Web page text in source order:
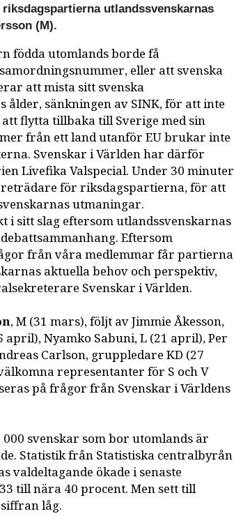
utlandssvenskarnas
(M).
födda utomlands borde få
eller att svenska
att mista sitt svenska
ålder, sänkningen av SINK, för att inte
flytta tillbaka till Sverige med sin
från ett land utanför EU brukar inte
Svenskar i Världen har därför
Livefika Valspecial. Under 30 minuter
för riksdagspartierna, för att
utmaningar.
i sitt slag eftersom utlandssvenskarnas
Eftersom
från våra medlemmar får partierna
aktuella behov och perspektiv,
Svenskar i Världen.
, M (31 mars), följt av Jimmie Åkesson,
april), Nyamko Sabuni, L (21 april), Per
Carlson, gruppledare KD (27
representanter för S och V
på frågor från Svenskar i Världens
svenskar som bor utomlands är
Statistik från Statistiska centralbyrån
valdeltagande ökade i senaste
till nära 40 procent. Men sett till
låg.